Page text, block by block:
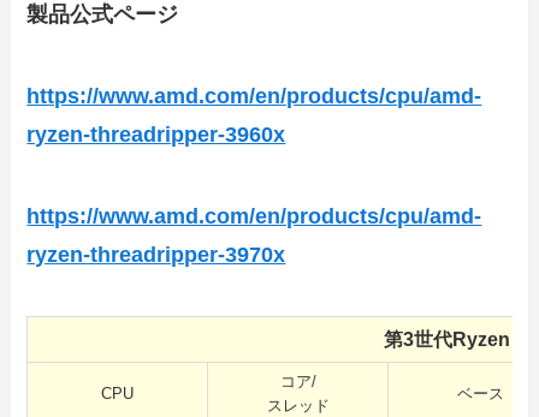
製品公式ページ
https://www.amd.com/en/products/cpu/amd-
ryzen-threadripper-3960x
https://www.amd.com/en/products/cpu/amd-
ryzen-threadripper-3970x
第3世代Ryzen
CPU
コア/
スレッド
ベース